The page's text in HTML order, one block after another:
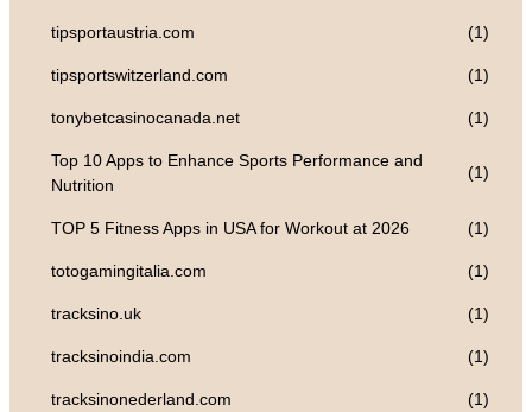
tipsportaustria.com (1)
tipsportswitzerland.com (1)
tonybetcasinocanada.net (1)
Top 10 Apps to Enhance Sports Performance and
Nutrition
(1)
TOP 5 Fitness Apps in USA for Workout at 2026 (1)
totogamingitalia.com (1)
tracksino.uk (1)
tracksinoindia.com (1)
tracksinonederland.com (1)